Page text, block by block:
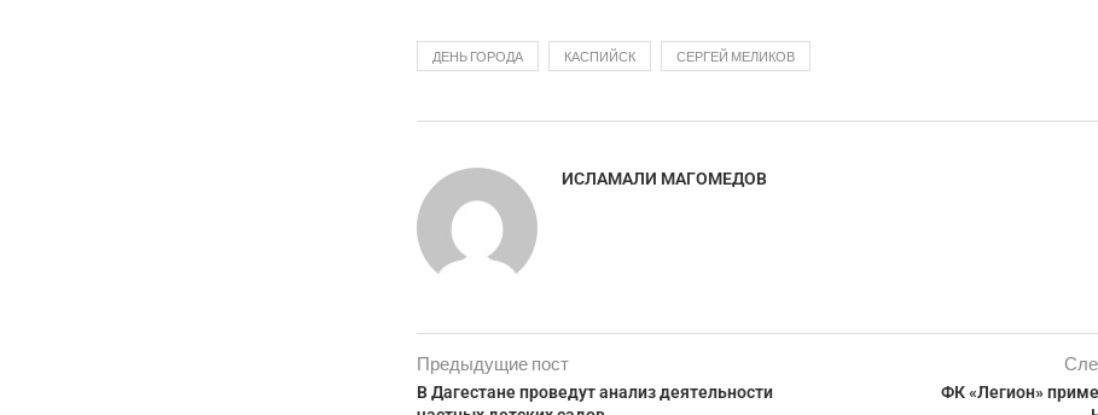
ДЕНЬ ГОРОДА КАСПИЙСК СЕРГЕЙ МЕЛИКОВ
ИСЛАМАЛИ МАГОМЕДОВ
Предыдущие пост
В Дагестане проведут анализ деятельности
ФК «Легион»